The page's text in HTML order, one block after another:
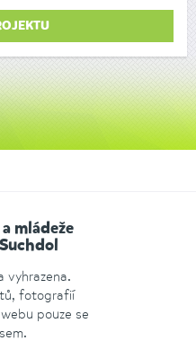
mládeže
vyhrazena.
fotografií
pouze se